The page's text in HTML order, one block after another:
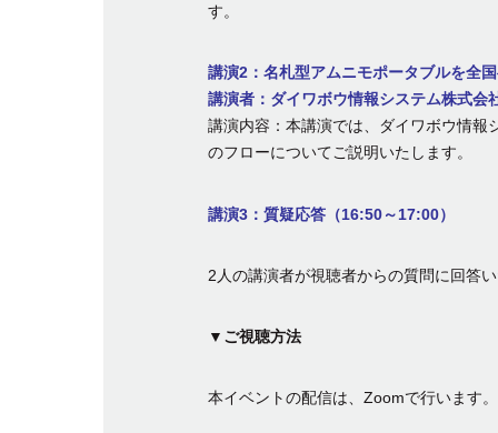
す。
講演2：名札型アムニモポータブルを全
講演者：ダイワボウ情報システム株式
講演内容：本講演では、ダイワボウ情
のフローについてご説明いたします。
講演3： 質疑応答（16:50～17:00）
2人の講演者が視聴者からの質問に回答
▼ご視聴方法
本イベントの配信は、Zoomで行います